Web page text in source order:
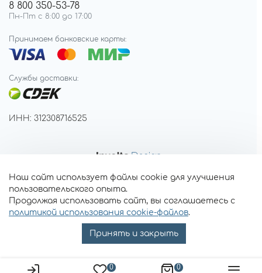
0 0
8 800 350-53-78
Пн-Пт с 8:00 до 17:00
Принимаем банковские карты:
Службы доставки:
ИНН: 312308716525
Наш сайт использует файлы cookie для улучшения
пользовательского опыта.
Продолжая использовать сайт, вы соглашаетесь с
политикой использования cookie-файлов.
Принять и закрыть